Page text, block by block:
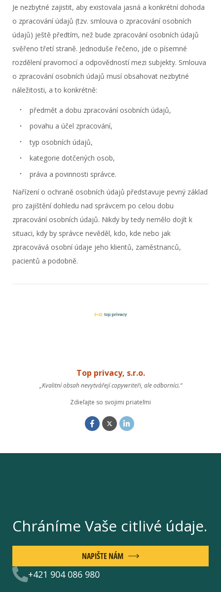
Je nezbytné zajistit, aby existovala jasná a konkrétní dohoda
o zpracování údajů (tzv. smlouva o zpracování osobních
údajů) ještě předtím, než bude zpracování osobních údajů
svěřeno třetí straně. Jednoduše řečeno, jde o písemné
rozdělení pravomocí a odpovědností mezi subjekty. Smlouva
o zpracování osobních údajů musí obsahovat nezbytné
náležitosti, a to konkrétně:
předmět a dobu zpracování osobních údajů,
povahu a účel zpracování,
typ osobních údajů,
kategorie dotčených osob,
práva a povinnosti správce.
Nařízení o ochraně osobních údajů představuje pevný základ
pro zajištění dohledu nad správcem po celou dobu
zpracování osobních údajů. Nikdy by tedy nemělo dojít k
situaci, kdy by správce nevěděl, kdo, kde nebo jak
zpracovává osobní údaje jeho klientů, zaměstnanců,
pacientů a podobně.
Top privacy, s.r.o.
„Kvalitní obsah nevytvářejí copywriteři, ale odborníci.“
Zdieľajte so svojimi priateľmi
Chráníme Vaše citlivé údaje.
+421 904 086 980
NAPIŠTE NÁM